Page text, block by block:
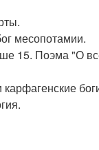
месопотамии.
15. Поэма "О